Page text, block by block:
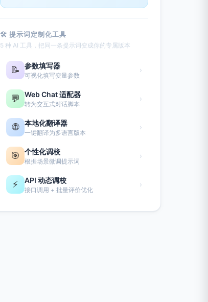
🛠 提示词定制化工具
5 种 AI 工具，把同一条提示词变成你的专属版本
📝 参数填写器
可视化填写变量参数
›
💬 Web Chat 适配器
转为交互式对话脚本
›
🌐 本地化翻译器
一键翻译为多语言版本
›
🎯 个性化调校
根据场景微调提示词
›
⚡ API 动态调校
接口调用 + 批量评价优化
›